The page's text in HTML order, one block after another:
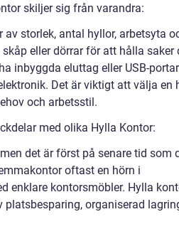
skiljer sig från varandra:
storlek, antal hyllor, arbetsyta
eller dörrar för att hålla saker
inbyggda eluttag eller USB-
Det är viktigt att välja en
och arbetsstil.
med olika Hylla Kontor:
det är först på senare tid som
oftast en hörn i
enklare kontorsmöbler. Hylla
organiserad